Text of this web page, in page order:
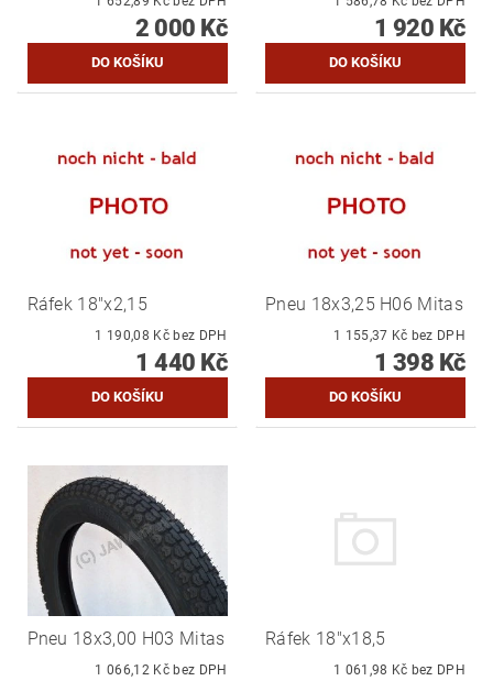
2 000 Kč 1 920 Kč
Ráfek 18"x2,15
1 190,08 Kč bez DPH
1 440 Kč
Pneu 18x3,25 H06 Mitas
1 155,37 Kč bez DPH
1 398 Kč
Pneu 18x3,00 H03 Mitas
1 066,12 Kč bez DPH
Ráfek 18"x18,5
1 061,98 Kč bez DPH